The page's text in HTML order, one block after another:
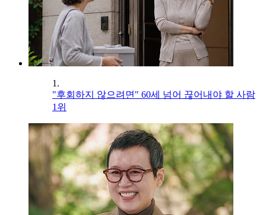
1.
"후회하지 않으려면" 60세 넘어 끊어내야 할 사람
1위